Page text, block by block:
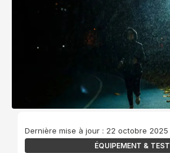
Dernière mise à jour : 22 octobre 2025
ÉQUIPEMENT & TEST